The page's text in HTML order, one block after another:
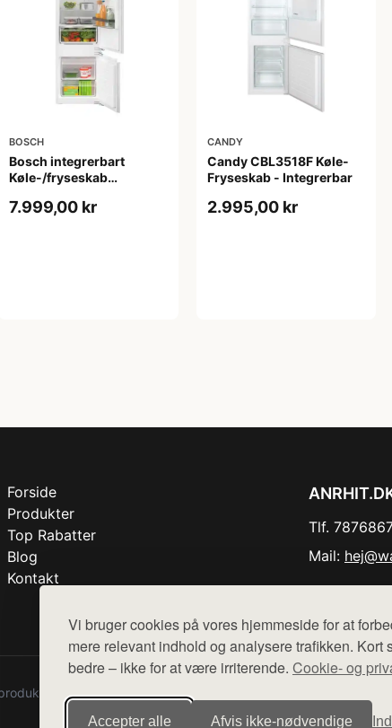
Vi bruger cookies på vores hjemmeside for at
mere relevant indhold og analysere trafikken. Kort
bedre – ikke for at være irriterende. Cookie- og
Accepter alle Afvis ikke‑nødvendige
BOSCH
Bosch integrerbart
Køle-/fryseskab
garanti
7.999,00 kr
CANDY
Candy CBL3518F Køle-
Fryseskab - Integrerbar
2.995,00 kr
Forside
Produkter
Top Rabatter
Blog
Kontakt
Tlf.
Mail:
fra diverse webshops. Der sælges ikke varer fra denne